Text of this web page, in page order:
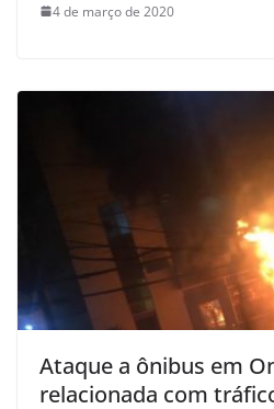
4 de março de 2020
Ataque a ônibus em
relacionada com